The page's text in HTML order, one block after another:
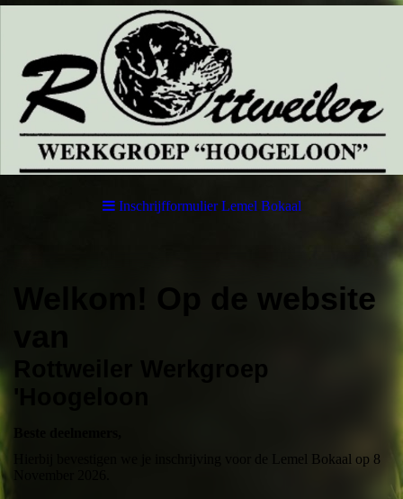
Inschrijfformulier Lemel Bokaal
Welkom! Op de website
Rottweiler Werkgroep
Hierbij bevestigen we je inschrijving voor de Lemel Bokaal op 8